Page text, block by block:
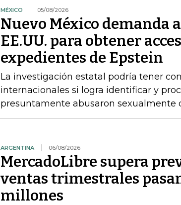
MÉXICO 05/08/2026
Nuevo México demanda
EE.UU. para obtener
expedientes de Epstein
La investigación estatal podría tener
internacionales si logra identificar y
presuntamente abusaron sexualmente
ARGENTINA 06/08/2026
MercadoLibre supera
ventas trimestrales
millones